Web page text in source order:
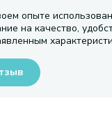
опыте
на качество,